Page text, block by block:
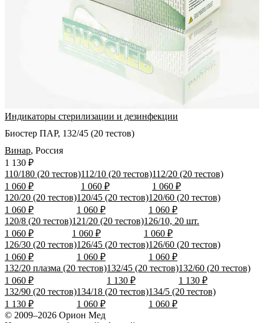
Индикаторы стерилизации и дезинфекции
Биостер ПАР, 132/45 (20 тестов)
Винар, Россия
110/180 (20 тестов)
1 060 ₽
112/10 (20 тестов)
1 060 ₽
112/20 (20 тестов)
1 060 ₽
120/20 (20 тестов)
1 060 ₽
120/45 (20 тестов)
1 060 ₽
120/60 (20 тестов)
1 060 ₽
120/8 (20 тестов)
1 060 ₽
121/20 (20 тестов)
1 060 ₽
126/10, 20 шт.
1 060 ₽
126/30 (20 тестов)
1 060 ₽
126/45 (20 тестов)
1 060 ₽
126/60 (20 тестов)
1 060 ₽
132/20 плазма (20 тестов)
1 060 ₽
132/45 (20 тестов)
1 130 ₽
132/60 (20 тестов)
1 130 ₽
132/90 (20 тестов)
1 130 ₽
134/18 (20 тестов)
1 060 ₽
134/5 (20 тестов)
1 060 ₽
1 130 ₽
© 2009–2026 Орион Мед